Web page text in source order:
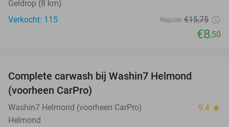
Geldrop (8 km)
Verkocht: 115
Regulier €15,75
€8,50
Complete carwash bij Washin7 Helmond
(voorheen CarPro)
Washin7 Helmond (voorheen CarPro) 9.4 star
Helmond